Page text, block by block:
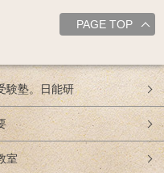
PAGE TOP
験塾。日能研
室